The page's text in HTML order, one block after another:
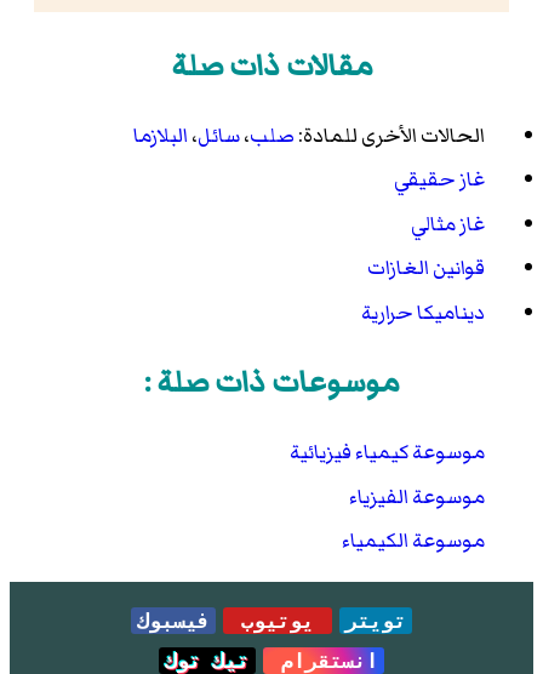
مقالات ذات صلة
الحالات الأخرى للمادة:صلب،سائل،البلازما
غاز حقيقي
غاز مثالي
قوانين الغازات
ديناميكا حرارية
موسوعات ذات صلة :
موسوعة كيمياء فيزيائية
موسوعة الفيزياء
موسوعة الكيمياء
تويتر يوتيوب
فيسبوك
انستقرام
تيك توك